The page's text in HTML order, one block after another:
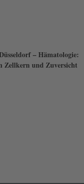
– Hämatologie:
Zellkern und Zuversicht